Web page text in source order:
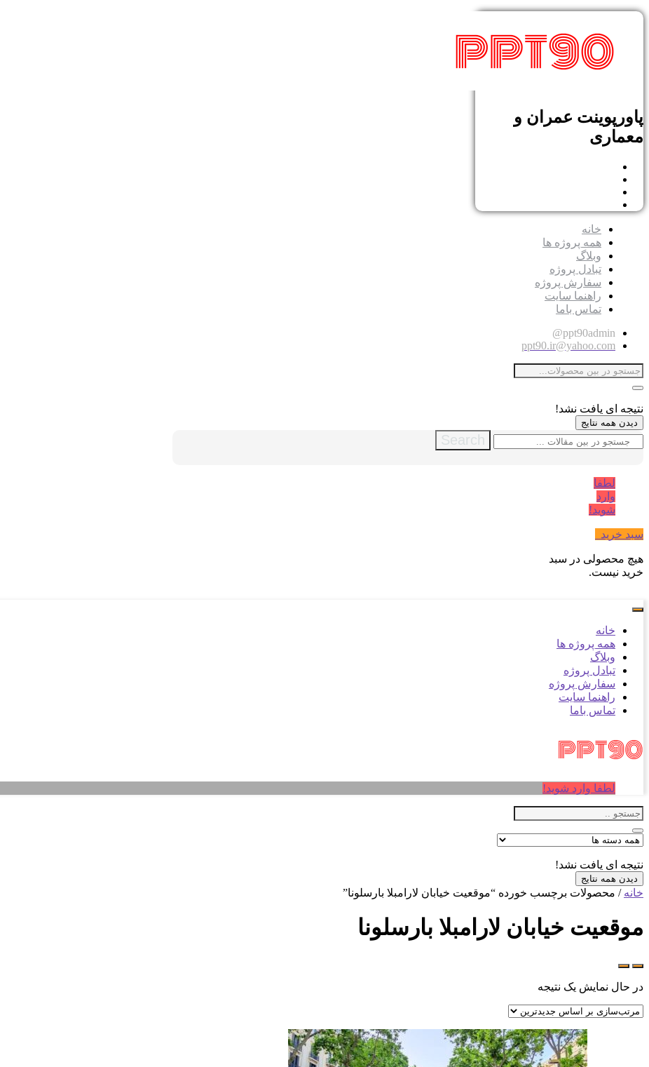
پاورپوینت عمران و
معماری
خانه
همه پروژه ها
وبلاگ
تبادل پروژه
سفارش پروژه
راهنما سایت
تماس باما
ppt90admin@
ppt90.ir@yahoo.com
نتیجه ای یافت نشد!
دیدن همه نتایج
Search
لطفا
وارد
شوید!
سبد خرید
هیچ محصولی در سبد
خرید نیست.
خانه
همه پروژه ها
وبلاگ
تبادل پروژه
سفارش پروژه
راهنما سایت
تماس باما
لطفا وارد شوید!
نتیجه ای یافت نشد!
دیدن همه نتایج
خانه / محصولات برچسب خورده “موقعیت خیابان لارامبلا بارسلونا”
موقعیت خیابان لارامبلا بارسلونا
در حال نمایش یک نتیجه